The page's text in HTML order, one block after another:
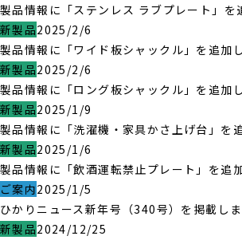
製品情報に「ステンレス ラブプレート」を
新製品2025/2/6
製品情報に「ワイド板シャックル」を追加
新製品2025/2/6
製品情報に「ロング板シャックル」を追加
新製品2025/1/9
製品情報に「洗濯機・家具かさ上げ台」を
新製品2025/1/6
製品情報に「飲酒運転禁止プレート」を追
ご案内2025/1/5
ひかりニュース新年号（340号）を掲載しま
新製品2024/12/25